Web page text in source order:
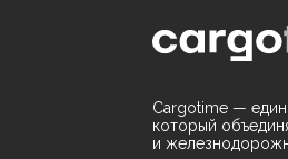
Cargotime —
который
и